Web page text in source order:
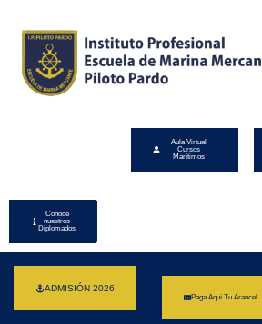
Aula Virtual
Cursos
Marítimos
Conoce
nuestros
Diplomados
ADMISIÓN 2026
Paga Aquí Tu Arancel